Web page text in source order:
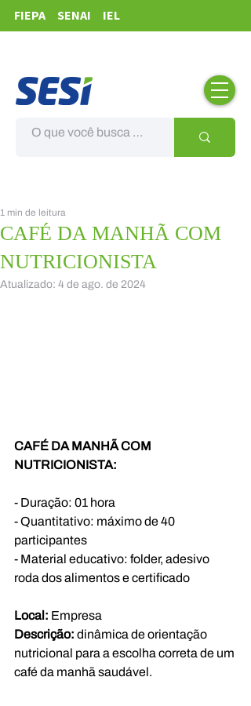
FIEPA SENAI IEL
CAFÉ DA MANHÃ COM
NUTRICIONISTA
1 min de leitura
Atualizado: 4 de ago. de 2024
CAFÉ DA MANHÃ COM
NUTRICIONISTA:
- Duração: 01 hora
- Quantitativo: máximo de 40
participantes
- Material educativo: folder, adesivo
roda dos alimentos e certificado
Local: Empresa
Descrição: dinâmica de orientação
nutricional para a escolha correta de um
café da manhã saudável.